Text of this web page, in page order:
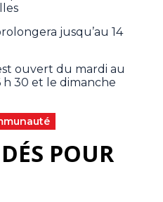
jusqu’au 14
ouvert du mardi au
h 30 et le dimanche
POUR